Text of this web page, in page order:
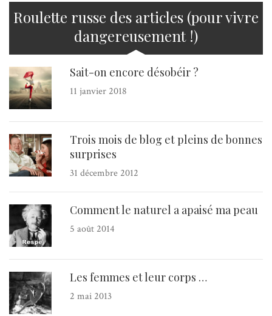
Roulette russe des articles (pour vivre
dangereusement !)
Sait-on encore désobéir ?
11 janvier 2018
Trois mois de blog et pleins de bonnes
surprises
31 décembre 2012
Comment le naturel a apaisé ma peau
5 août 2014
Les femmes et leur corps …
2 mai 2013